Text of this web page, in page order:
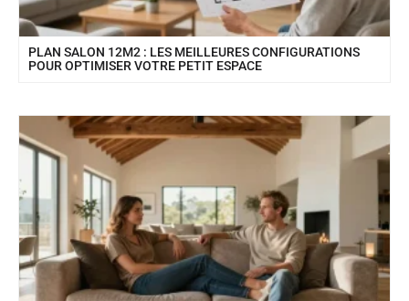
PLAN SALON 12M2 : LES MEILLEURES CONFIGURATIONS
POUR OPTIMISER VOTRE PETIT ESPACE